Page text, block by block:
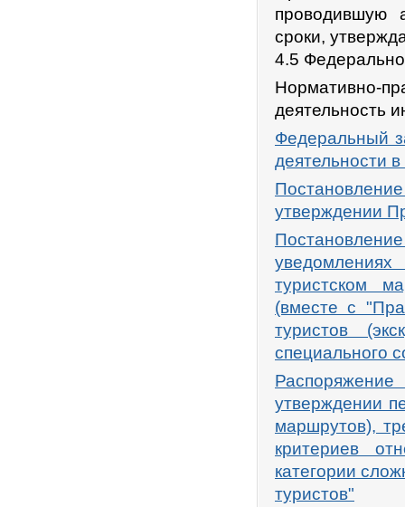
проводившую
сроки,
4.5
Нормативно-
деятельность
Федеральный
деятельности
утверждении
туристском
(вместе с
туристов
специального
утверждении
маршрутов),
критериев
категории
туристов"